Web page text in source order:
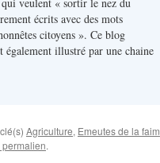
écrits avec des mots
citoyens ». Ce blog
également illustré par une chaine
Agriculture, Emeutes de la faim
permalien.